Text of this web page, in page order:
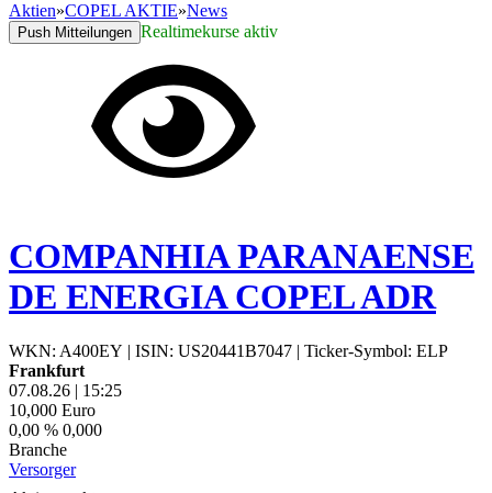
Aktien»COPEL AKTIE»News
Push Mitteilungen Realtimekurse aktiv
COMPANHIA PARANAENSE
DE ENERGIA COPEL ADR
WKN: A400EY | ISIN: US20441B7047 | Ticker-Symbol: ELP
Frankfurt
07.08.26 | 15:25
10,000 Euro
0,00 % 0,000
Branche
Versorger